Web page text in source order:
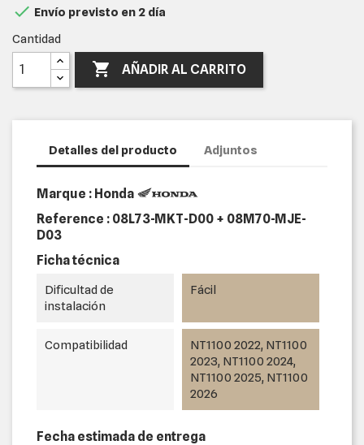
 Envío previsto en 2 día
Cantidad
 AÑADIR AL CARRITO
Detalles del producto Adjuntos
Marque : Honda
Reference : 08L73-MKT-D00 + 08M70-MJE-
D03
Ficha técnica
Dificultad de
instalación
Fácil
Compatibilidad
NT1100 2022, NT1100
2023, NT1100 2024,
NT1100 2025, NT1100
2026
Fecha estimada de entrega